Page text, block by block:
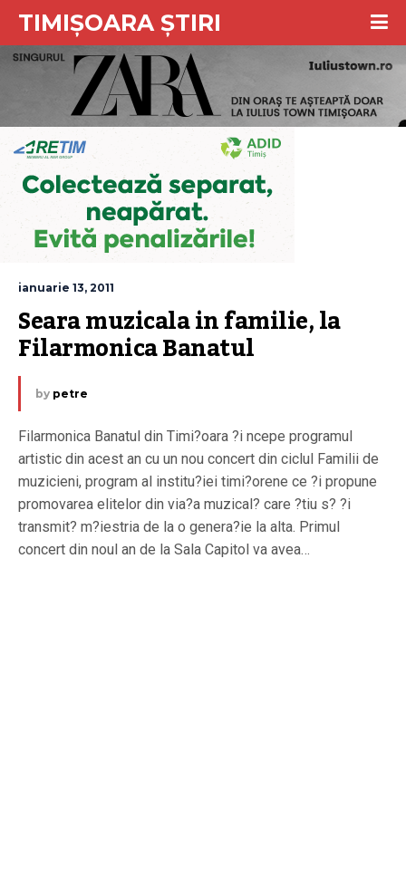
TIMIȘOARA ȘTIRI
ianuarie 13, 2011
Seara muzicala in familie, la
Filarmonica Banatul
by petre
Filarmonica Banatul din Timi?oara ?i ncepe programul
artistic din acest an cu un nou concert din ciclul Familii de
muzicieni, program al institu?iei timi?orene ce ?i propune
promovarea elitelor din via?a muzical? care ?tiu s? ?i
transmit? m?iestria de la o genera?ie la alta. Primul
concert din noul an de la Sala Capitol va avea…